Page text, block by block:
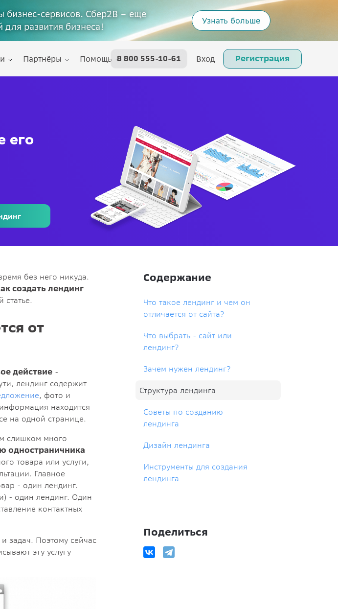
бизнес-сервисов. Сбер2В – еще
развития бизнеса!
Узнать больше
Партнёры Помощь 8 800 555-10-61 Вход Регистрация
его
без него никуда.
создать лендинг
статье.
от
действие -
лендинг содержит
, фото и
находится
на одной странице.
слишком много
одностраничника
товара или услуги,
Главное
- один лендинг.
- один лендинг. Один
контактных
задач. Поэтому сейчас
эту услугу
Содержание
Что такое лендинг и чем он
отличается от сайта?
Что выбрать - сайт или
лендинг?
Зачем нужен лендинг?
Структура лендинга
Советы по созданию
лендинга
Дизайн лендинга
Инструменты для создания
лендинга
Поделиться